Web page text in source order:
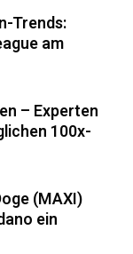
Trends:
am
– Experten
100x-
(MAXI)
ein